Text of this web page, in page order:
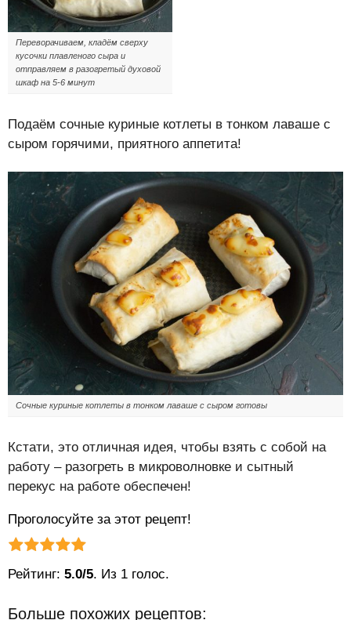
Переворачиваем, кладём сверху
кусочки плавленого сыра и
отправляем в разогретый духовой
шкаф на 5-6 минут
Подаём сочные куриные котлеты в тонком лаваше с
сыром горячими, приятного аппетита!
Сочные куриные котлеты в тонком лаваше с сыром готовы
Кстати, это отличная идея, чтобы взять с собой на
работу – разогреть в микроволновке и сытный
перекус на работе обеспечен!
Проголосуйте за этот рецепт!
Рейтинг статьи:
Рейтинг: 5.0/5. Из 1 голос.
Больше похожих рецептов: